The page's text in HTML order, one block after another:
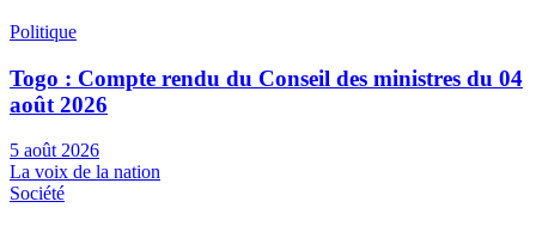
Politique
Togo : Compte rendu du Conseil des ministres du 04
août 2026
5 août 2026
La voix de la nation
Société